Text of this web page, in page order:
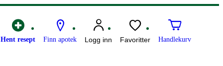
Hent resept Finn apotek Logg inn Favoritter Handlekurv